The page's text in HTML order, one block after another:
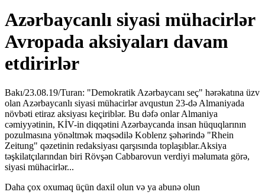
Azərbaycanlı siyasi mühacirlər
Avropada aksiyaları davam
etdirirlər
Bakı/23.08.19/Turan: "Demokratik Azərbaycanı seç" hərəkatına üzv
olan Azərbaycanlı siyasi mühacirlər avqustun 23-də Almaniyada
növbəti etiraz aksiyası keçiriblər. Bu dəfə onlar Almaniya
cəmiyyətinin, KİV-in diqqətini Azərbaycanda insan hüquqlarının
pozulmasına yönəltmək məqsədilə Koblenz şəhərində "Rhein
Zeitung" qəzetinin redaksiyası qarşısında toplaşıblar.Aksiya
təşkilatçılarından biri Rövşən Cabbarovun verdiyi məlumata görə,
siyasi mühacirlər...
Daha çox oxumaq üçün daxil olun və ya abunə olun